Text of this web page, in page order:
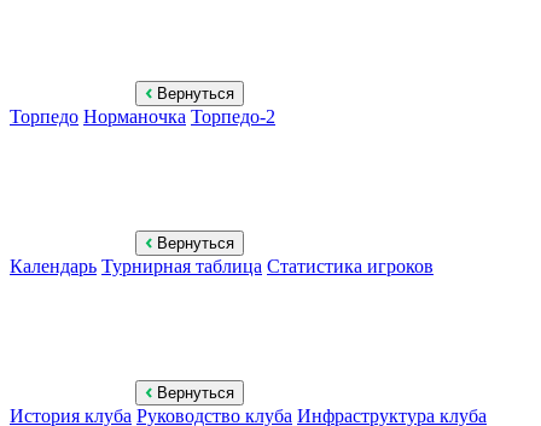
Вернуться
Торпедо Норманочка Торпедо-2
Вернуться
Календарь Турнирная таблица Статистика игроков
Вернуться
История клуба Руководство клуба Инфраструктура клуба